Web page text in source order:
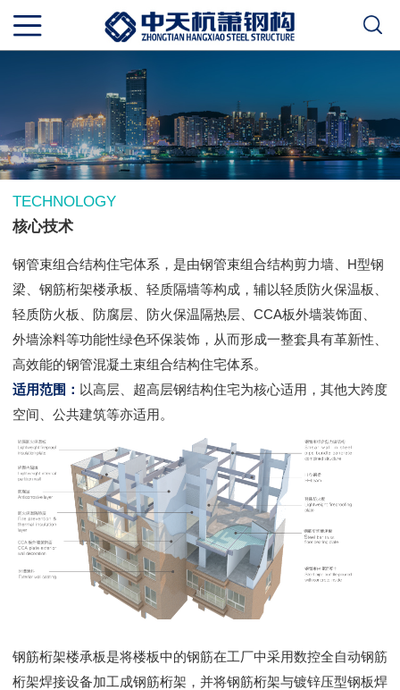
TECHNOLOGY
核心技术
钢管束组合结构住宅体系，是由钢管束组合结构剪力墙、H型钢
梁、钢筋桁架楼承板、轻质隔墙等构成，辅以轻质防火保温板、
轻质防火板、防腐层、防火保温隔热层、CCA板外墙装饰面、
外墙涂料等功能性绿色环保装饰，从而形成一整套具有革新性、
高效能的钢管混凝土束组合结构住宅体系。
适用范围： 以高层、超高层钢结构住宅为核心适用，其他大跨度
空间、公共建筑等亦适用。
钢筋桁架楼承板是将楼板中的钢筋在工厂中采用数控全自动钢筋
桁架焊接设备加工成钢筋桁架，并将钢筋桁架与镀锌压型钢板焊